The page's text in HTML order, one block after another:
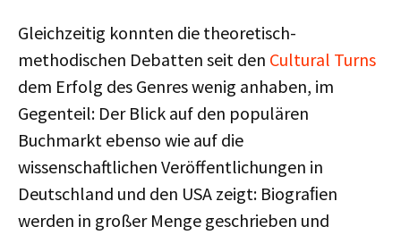
Gleichzeitig konnten die theoretisch-
methodischen Debatten seit den Cultural Turns
dem Erfolg des Genres wenig anhaben, im
Gegenteil: Der Blick auf den populären
Buchmarkt ebenso wie auf die
wissenschaftlichen Veröffentlichungen in
Deutschland und den USA zeigt: Biograﬁen
werden in großer Menge geschrieben und